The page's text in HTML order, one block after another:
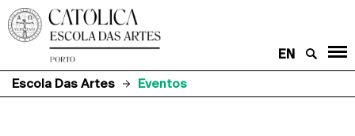
EN
Escola Das Artes
Eventos